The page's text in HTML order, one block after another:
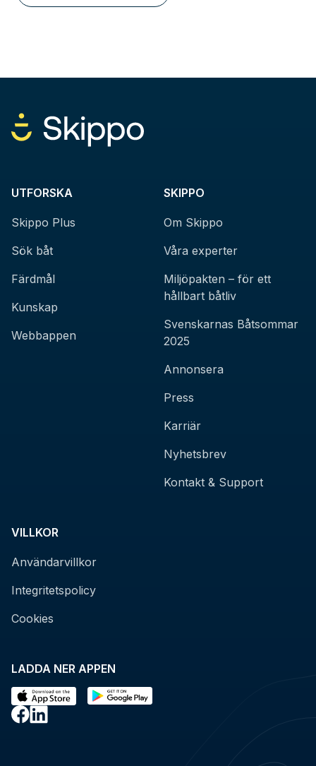
LADDA NER APPEN
UTFORSKA
Skippo Plus
Sök båt
Färdmål
Kunskap
Webbappen
SKIPPO
Om Skippo
Våra experter
Miljöpakten – för ett
hållbart båtliv
Svenskarnas Båtsommar
2025
Annonsera
Press
Karriär
Nyhetsbrev
Kontakt & Support
VILLKOR
Användarvillkor
Integritetspolicy
Cookies